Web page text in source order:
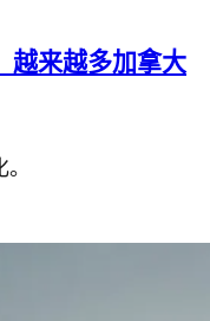
越来越多加拿大